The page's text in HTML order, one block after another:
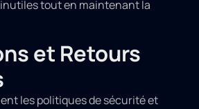
tout en maintenant la
et Retours
les politiques de sécurité et